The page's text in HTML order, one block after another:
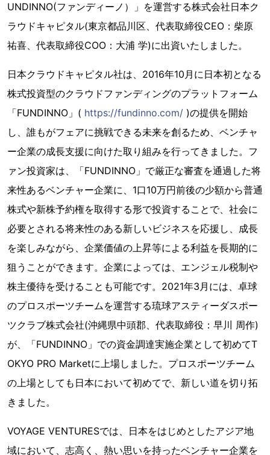
UNDINNO(ファンディーノ）」を運営する株式会社日本ク
ラウドキャピタル(東京都品川区、代表取締役CEO：柴原
祐喜、代表取締役COO：大浦 学)に出資いたしました。
日本クラウドキャピタル社は、2016年10月に日本初となる
株式投資型のクラウドファンディングのプラットフォーム
「FUNDINNO」( https://fundinno.com/ )の提供を開始
し、誰もがフェアに挑戦できる未来を創るため、ベンチャ
ー企業の成長支援に向けた取り組みを行ってきました。フ
ァン投資家は、「FUNDINNO」で厳正な審査を通過した将
来性あるベンチャー企業に、1口10万円前後の少額から普通
株式や新株予約権を取得する形で投資することで、社会に
必要とされる将来性のある新しいビジネスを応援し、成長
を楽しみながら、企業価値の上昇等による利益を長期的に
狙うことができます。企業によっては、エンジェル税制や
株主優待を受けることも可能です。2021年3月には、卓球
のプロスポーツチームを運営する琉球アスティーダスポー
ツクラブ株式会社(沖縄県中頭郡、代表取締役：早川 周作)
が、「FUNDINNO」での資金調達実施企業として初めてT
OKYO PRO Marketに上場しました。プロスポーツチーム
の上場としても日本において初めてで、新しい道を切り拓
きました。
VOYAGE VENTURESでは、日本をはじめとしたアジア地
域において、志高く、熱い思いを持ったベンチャー企業を